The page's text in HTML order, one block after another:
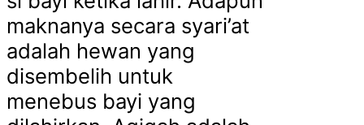
maknanya secara syari’at
adalah hewan yang
disembelih untuk
menebus bayi yang